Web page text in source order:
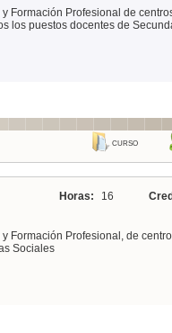
Formación Profesional de
los puestos docentes de
CURSO
Horas: 16
Formación Profesional, de
Sociales